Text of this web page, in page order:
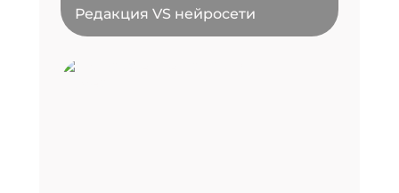
Редакция VS нейросети